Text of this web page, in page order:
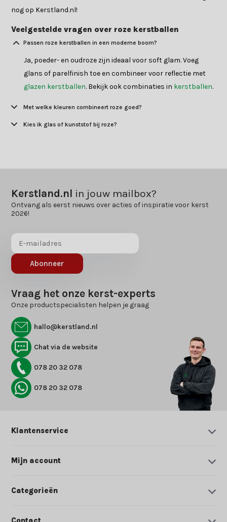
nog op Kerstland.nl!
Veelgestelde vragen over roze kerstballen
Passen roze kerstballen in een moderne boom?
Ja, poeder- en oudroze zijn ideaal voor soft glam. Voeg
glans of parelfinish toe en combineer voor reflectie met
glazen kerstballen. Bekijk ook combinaties in kerstballen.
Met welke kleuren combineert roze goed?
Kies ik glas of kunststof bij roze?
Kerstland.nl in jouw mailbox?
Ontvang als eerst nieuws over acties of inspiratie voor kerst
2026!
Abonneer
Vraag het onze kerst-experts
Onze productspecialisten helpen je graag
hallo@kerstland.nl
Chat via de website
078 20 32 078
078 20 32 078
Klantenservice
Mijn account
Categorieën